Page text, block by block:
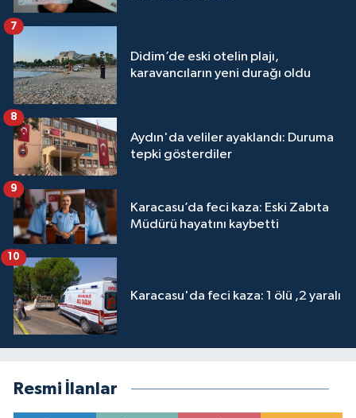
Didim’de eski otelin plajı,
karavancıların yeni durağı oldu
7
Aydın'da veliler ayaklandı: Duruma
tepki gösterdiler
8
Karacasu’da feci kaza: Eski Zabıta
Müdürü hayatını kaybetti
9
Karacasu'da feci kaza: 1 ölü ,2 yaralı
10
Resmi İlanlar